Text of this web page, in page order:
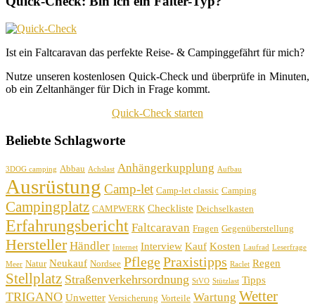
Ist ein Faltcaravan das perfekte Reise- & Campinggefährt für mich?
Nutze unseren kostenlosen Quick-Check und überprüfe in Minuten,
ob ein Zeltanhänger für Dich in Frage kommt.
Quick-Check starten
Beliebte Schlagworte
3DOG camping Abbau Achslast Anhängerkupplung Aufbau
Ausrüstung Camp-let Camp-let classic Camping
Campingplatz CAMPWERK Checkliste Deichselkasten
Erfahrungsbericht Faltcaravan Fragen Gegenüberstellung
Hersteller Händler Internet Interview Kauf Kosten Laufrad Leserfrage
Meer Natur Neukauf Nordsee PflegePraxistipps Raclet Regen
Stellplatz Straßenverkehrsordnung StVO Stützlast Tipps
TRIGANO Unwetter Versicherung Vorteile Wartung Wetter